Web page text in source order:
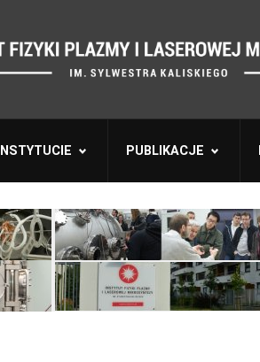
PUBLIKACJE